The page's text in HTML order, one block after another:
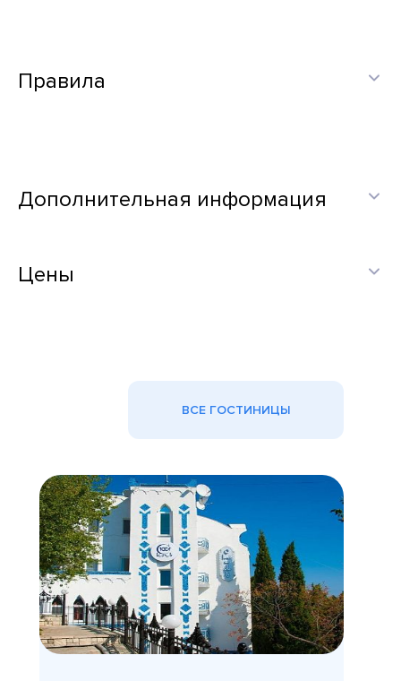
Правила
Дополнительная информация
Цены
ВСЕ ГОСТИНИЦЫ